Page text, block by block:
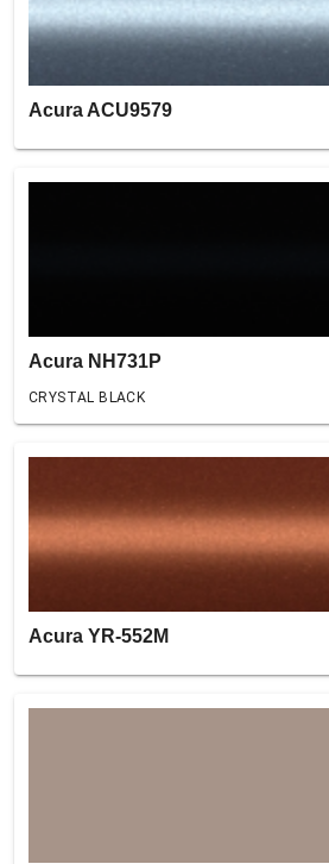
Acura ACU9579
Acura NH731P
CRYSTAL BLACK
Acura YR-552M